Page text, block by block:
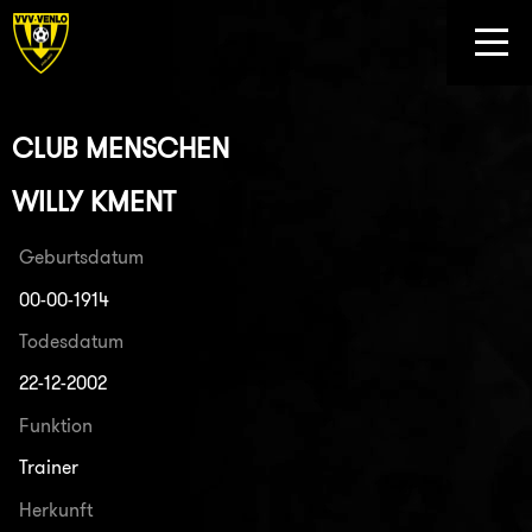
CLUB MENSCHEN
WILLY KMENT
Geburtsdatum
00-00-1914
Todesdatum
22-12-2002
Funktion
Trainer
Herkunft